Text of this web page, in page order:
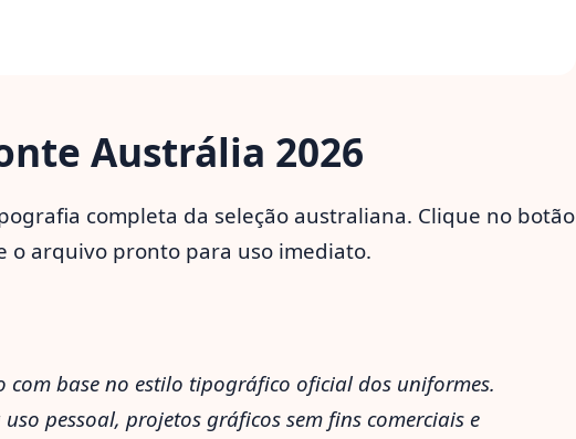
Austrália 2026
completa da seleção australiana. Clique no botão
o arquivo pronto para uso imediato.
com base no estilo tipográfico oficial dos uniformes.
pessoal, projetos gráficos sem fins comerciais e